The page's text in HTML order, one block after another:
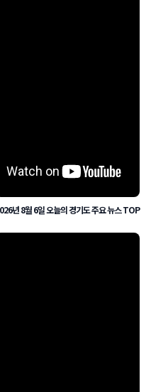
년 8월 6일 오늘의 경기도 주요 뉴스 TOP